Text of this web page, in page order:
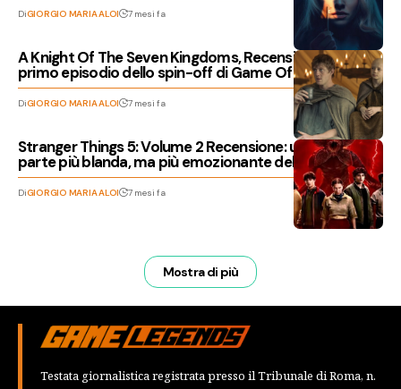
DiGIORGIO MARIA ALOI 7 mesi fa
A Knight Of The Seven Kingdoms, Recensione del
primo episodio dello spin-off di Game Of Thrones
DiGIORGIO MARIA ALOI 7 mesi fa
Stranger Things 5: Volume 2 Recensione: una seconda
parte più blanda, ma più emozionante della prima
DiGIORGIO MARIA ALOI 7 mesi fa
Mostra di più
Testata giornalistica registrata presso il Tribunale di Roma, n.